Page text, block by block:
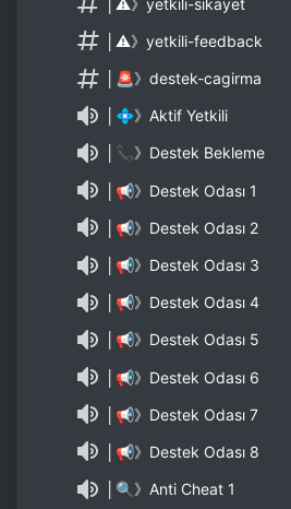
│⚠》yetkili-feedback
│🚨》destek-cagirma
│💠》Aktif Yetkili
│📞》Destek Bekleme
│📢》Destek Odası 1
│📢》Destek Odası 2
│📢》Destek Odası 3
│📢》Destek Odası 4
│📢》Destek Odası 5
│📢》Destek Odası 6
│📢》Destek Odası 7
│📢》Destek Odası 8
│🔍》Anti Cheat 1